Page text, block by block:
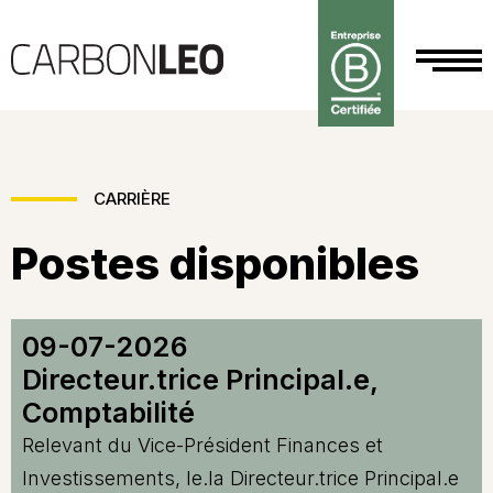
CARRIÈRE
Postes disponibles
09-07-2026
Directeur.trice Principal.e,
Comptabilité
Relevant du Vice-Président Finances et
Investissements, le.la Directeur.trice Principal.e